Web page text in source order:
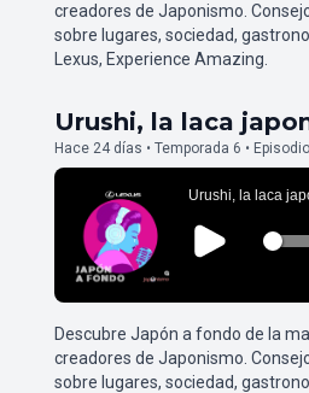
creadores de Japonismo.
sobre lugares, sociedad,
Lexus, Experience Amazing.
Urushi, la laca
Hace 24 días • Temporada 6 •
Descubre Japón a fondo de la
creadores de Japonismo.
sobre lugares, sociedad,